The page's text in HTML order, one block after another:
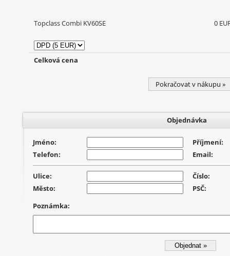
Topclass Combi KV60SE 0
Celková cena
Pokračovat v nákupu »
Objednávka
Jméno:
Příjmení:
Telefon:
Email:
Ulice:
Číslo:
Město:
PSČ:
Poznámka: